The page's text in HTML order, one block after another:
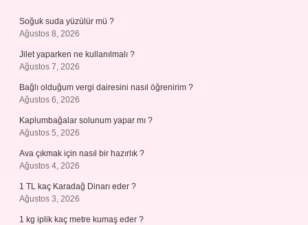
Soğuk suda yüzülür mü ?
Ağustos 8, 2026
Jilet yaparken ne kullanılmalı ?
Ağustos 7, 2026
Bağlı olduğum vergi dairesini nasıl öğrenirim ?
Ağustos 6, 2026
Kaplumbağalar solunum yapar mı ?
Ağustos 5, 2026
Ava çıkmak için nasıl bir hazırlık ?
Ağustos 4, 2026
1 TL kaç Karadağ Dinarı eder ?
Ağustos 3, 2026
1 kg iplik kaç metre kumaş eder ?